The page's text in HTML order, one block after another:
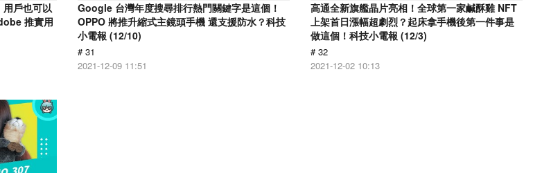
戶也可以
推實用
Google 台灣年度搜尋排行熱門關鍵字是這個！
OPPO 將推升縮式主鏡頭手機 還支援防水？科技
小電報 (12/10)
# 31
2021-12-09 11:51
高通全新旗艦晶片亮相！全球第一家鹹酥雞 NFT
上架首日漲幅超劇烈？起床拿手機後第一件事是
做這個！科技小電報 (12/3)
# 32
2021-12-02 10:13